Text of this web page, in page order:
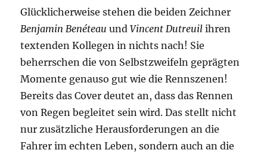
Glücklicherweise stehen die beiden Zeichner
Benjamin Benéteau undVincent Dutreuil ihren
textenden Kollegen in nichts nach! Sie
beherrschen die von Selbstzweifeln geprägten
Momente genauso gut wie die Rennszenen!
Bereits das Cover deutet an, dass das Rennen
von Regen begleitet sein wird. Das stellt nicht
nur zusätzliche Herausforderungen an die
Fahrer im echten Leben, sondern auch an die